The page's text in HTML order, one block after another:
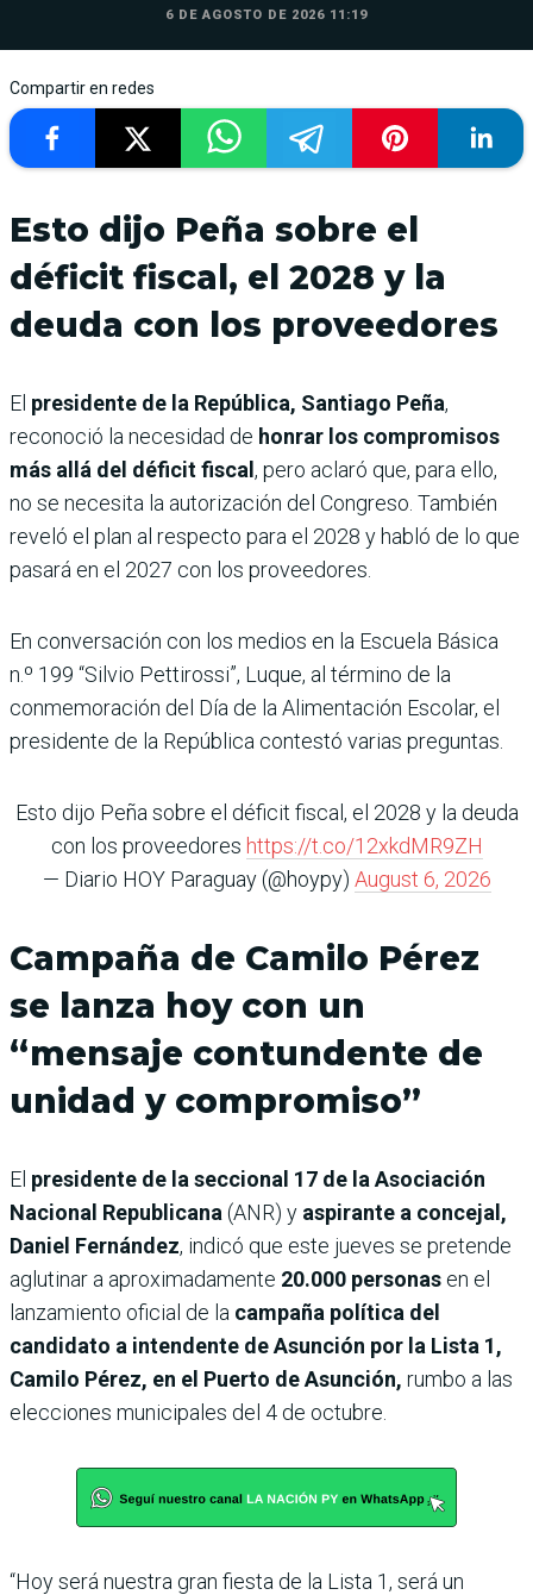
6 DE AGOSTO DE 2026 11:19
Compartir en redes
Esto dijo Peña sobre el
déficit fiscal, el 2028 y la
deuda con los proveedores
El presidente de la República, Santiago Peña,
reconoció la necesidad de honrar los compromisos
más allá del déficit fiscal, pero aclaró que, para ello,
no se necesita la autorización del Congreso. También
reveló el plan al respecto para el 2028 y habló de lo que
pasará en el 2027 con los proveedores.
En conversación con los medios en la Escuela Básica
n.º 199 “Silvio Pettirossi”, Luque, al término de la
conmemoración del Día de la Alimentación Escolar, el
presidente de la República contestó varias preguntas.
Esto dijo Peña sobre el déficit fiscal, el 2028 y la deuda
con los proveedores https://t.co/12xkdMR9ZH
— Diario HOY Paraguay (@hoypy) August 6, 2026
Campaña de Camilo Pérez
se lanza hoy con un
“mensaje contundente de
unidad y compromiso”
El presidente de la seccional 17 de la Asociación
Nacional Republicana (ANR) y aspirante a concejal,
Daniel Fernández, indicó que este jueves se pretende
aglutinar a aproximadamente 20.000 personas en el
lanzamiento oficial de la campaña política del
candidato a intendente de Asunción por la Lista 1,
Camilo Pérez, en el Puerto de Asunción, rumbo a las
elecciones municipales del 4 de octubre.
“Hoy será nuestra gran fiesta de la Lista 1, será un